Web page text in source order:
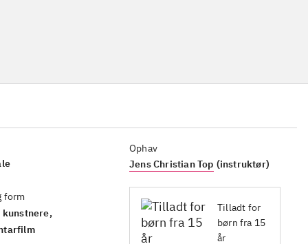
form
kunstnere,
Ophav
Jens Christian Top (instruktør)
Tilladt for
børn fra 15
år